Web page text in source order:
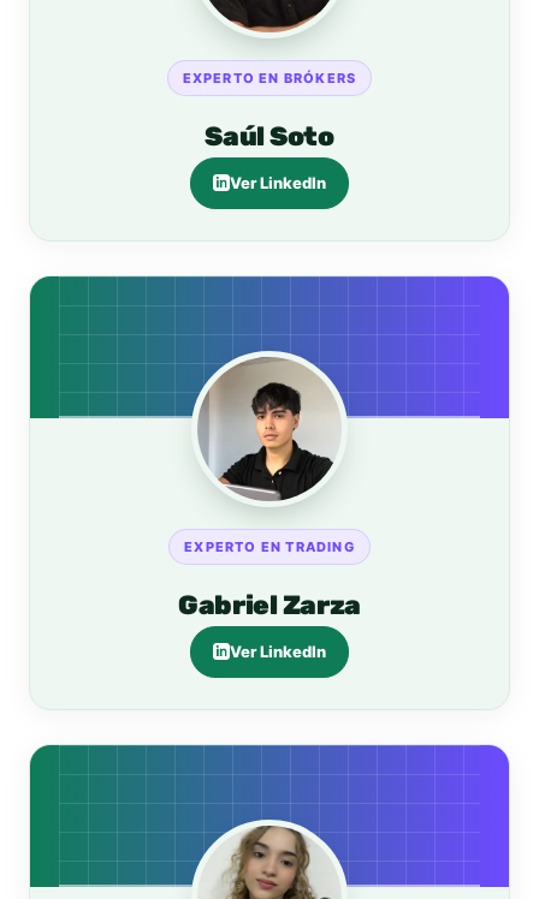
EXPERTO EN BRÓKERS
Saúl Soto
Ver LinkedIn
EXPERTO EN TRADING
Gabriel Zarza
Ver LinkedIn